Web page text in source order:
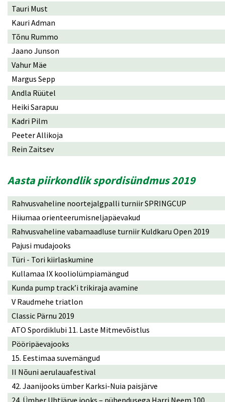
Tauri Must
Kauri Adman
Tõnu Rummo
Jaano Junson
Vahur Mäe
Margus Sepp
Andla Rüütel
Heiki Sarapuu
Kadri Pilm
Peeter Allikoja
Rein Zaitsev
Aasta piirkondlik spordisündmus 2019
Rahvusvaheline noortejalgpalli turniir SPRINGCUP
Hiiumaa orienteerumisneljapäevakud
Rahvusvaheline vabamaadluse turniir Kuldkaru Open 2019
Pajusi mudajooks
Türi - Tori kiirlaskumine
Kullamaa IX kooliolümpiamängud
Kunda pump track’i trikiraja avamine
V Raudmehe triatlon
Classic Pärnu 2019
ATO Spordiklubi 11. Laste Mitmevõistlus
Pööripäevajooks
15. Eestimaa suvemängud
II Nõuni aerulauafestival
42. Jaanijooks ümber Karksi-Nuia paisjärve
24. Ümber Uhtjärve jooks – pühendusega Harri Neem 100